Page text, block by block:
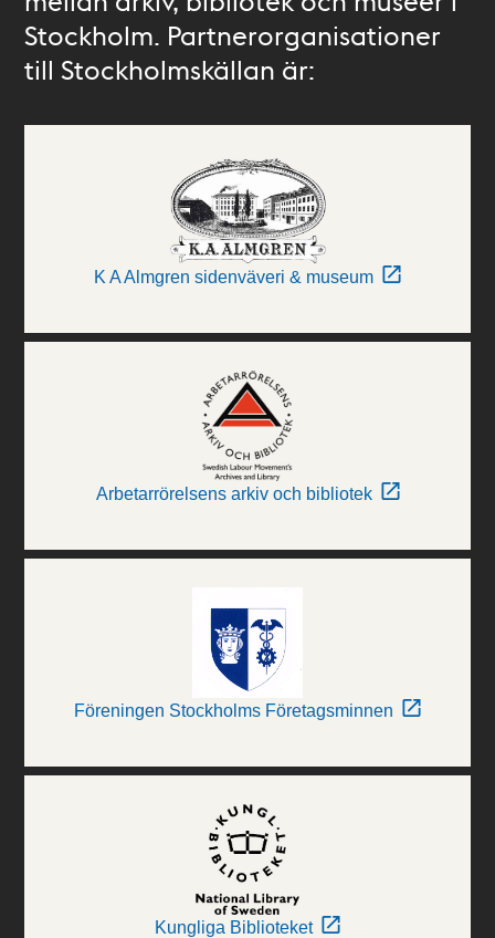
Stockholm. Partnerorganisationer
till Stockholmskällan är:
K A Almgren sidenväveri & museum
Arbetarrörelsens arkiv och bibliotek
Föreningen Stockholms Företagsminnen
Kungliga Biblioteket